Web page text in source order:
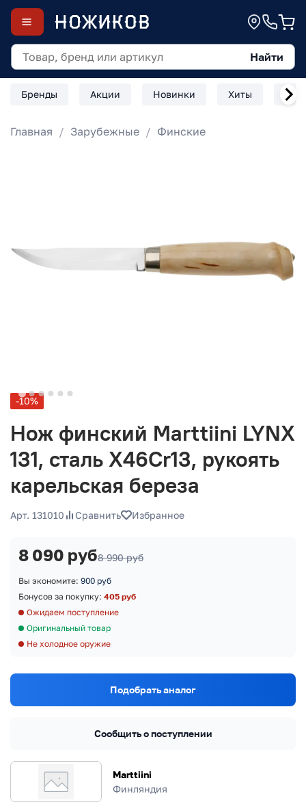
Найти
Бренды Акции Новинки Хиты
Главная Зарубежные Финские
-10%
Нож финский Marttiini LYNX
131, сталь X46Cr13, рукоять
карельская береза
Арт. 131010 Сравнить Избранное
Marttiini
Финляндия
8 090 руб8 990 руб
Вы экономите: 900 руб
Бонусов за покупку: 405 руб
Ожидаем поступление
Оригинальный товар
Не холодное оружие
Подобрать аналог
Сообщить о поступлении